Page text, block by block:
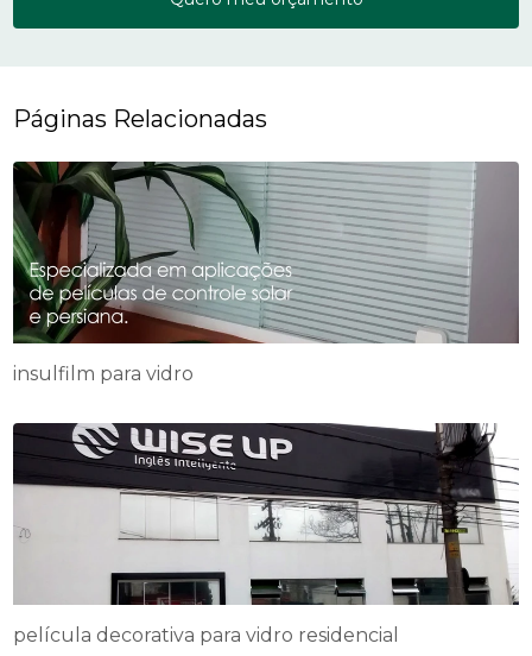
Páginas Relacionadas
insulfilm para vidro
película decorativa para vidro residencial